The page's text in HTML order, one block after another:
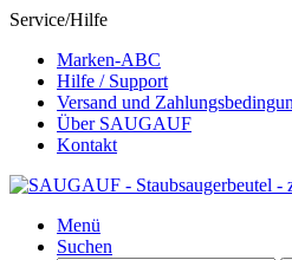
Service/Hilfe
Marken-ABC
Hilfe / Support
Versand und
Über SAUGAUF
Kontakt
Menü
Suchen